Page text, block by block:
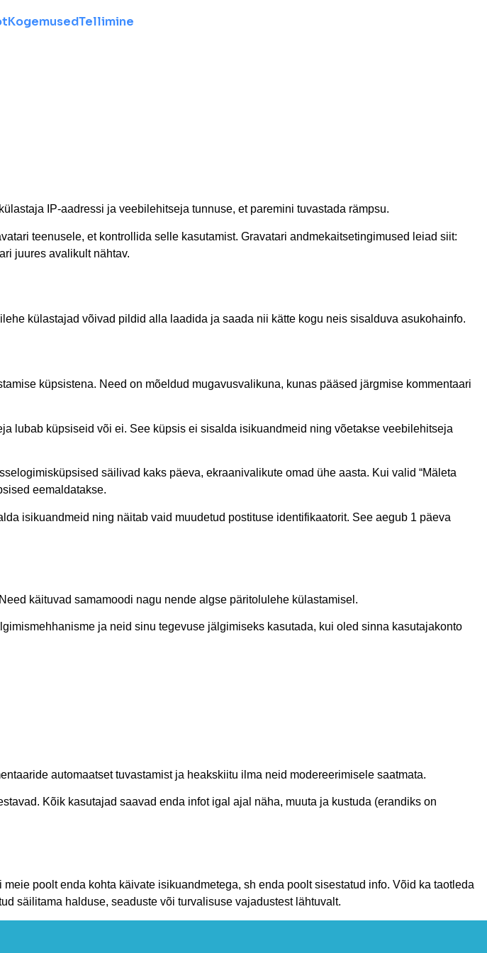
KogemusedTellimine
IP-aadressi ja veebilehitseja tunnuse, et paremini tuvastada rämpsu.
teenusele, et kontrollida selle kasutamist. Gravatari andmekaitsetingimused leiad siit:
juures avalikult nähtav.
külastajad võivad pildid alla laadida ja saada nii kätte kogu neis sisalduva asukohainfo.
küpsistena. Need on mõeldud mugavusvalikuna, kunas pääsed järgmise kommentaari
lubab küpsiseid või ei. See küpsis ei sisalda isikuandmeid ning võetakse veebilehitseja
säilivad kaks päeva, ekraanivalikute omad ühe aasta. Kui valid “Mäleta
eemaldatakse.
isikuandmeid ning näitab vaid muudetud postituse identifikaatorit. See aegub 1 päeva
käituvad samamoodi nagu nende algse päritolulehe külastamisel.
ja neid sinu tegevuse jälgimiseks kasutada, kui oled sinna kasutajakonto
automaatset tuvastamist ja heakskiitu ilma neid modereerimisele saatmata.
Kõik kasutajad saavad enda infot igal ajal näha, muuta ja kustuda (erandiks on
poolt enda kohta käivate isikuandmetega, sh enda poolt sisestatud info. Võid ka taotleda
säilitama halduse, seaduste või turvalisuse vajadustest lähtuvalt.